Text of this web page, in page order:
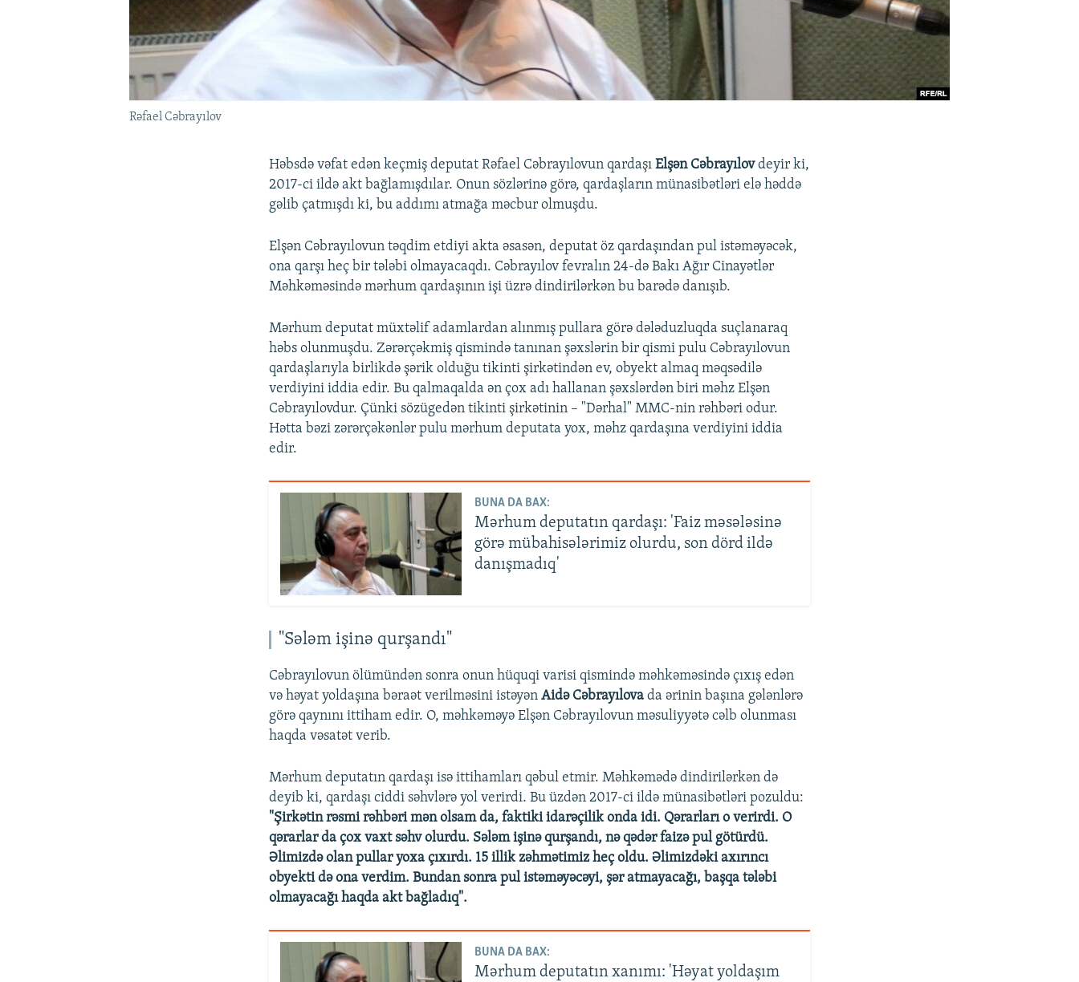
Rəfael Cəbrayılov
Həbsdə vəfat edən keçmiş deputat Rəfael Cəbrayılovun qardaşıElşən Cəbrayılovdeyir ki,
2017-ci ildə akt bağlamışdılar. Onun sözlərinə görə, qardaşların münasibətləri elə həddə
gəlib çatmışdı ki, bu addımı atmağa məcbur olmuşdu.
Elşən Cəbrayılovun təqdim etdiyi akta əsasən, deputat öz qardaşından pul istəməyəcək,
ona qarşı heç bir tələbi olmayacaqdı. Cəbrayılov fevralın 24-də Bakı Ağır Cinayətlər
Məhkəməsində mərhum qardaşının işi üzrə dindirilərkən bu barədə danışıb.
Mərhum deputat müxtəlif adamlardan alınmış pullara görə dələduzluqda suçlanaraq
həbs olunmuşdu. Zərərçəkmiş qismində tanınan şəxslərin bir qismi pulu Cəbrayılovun
qardaşlarıyla birlikdə şərik olduğu tikinti şirkətindən ev, obyekt almaq məqsədilə
verdiyini iddia edir. Bu qalmaqalda ən çox adı hallanan şəxslərdən biri məhz Elşən
Cəbrayılovdur. Çünki sözügedən tikinti şirkətinin – "Dərhal" MMC-nin rəhbəri odur.
Hətta bəzi zərərçəkənlər pulu mərhum deputata yox, məhz qardaşına verdiyini iddia
edir.
BUNA DA BAX:
Mərhum deputatın qardaşı: 'Faiz məsələsinə
görə mübahisələrimiz olurdu, son dörd ildə
danışmadıq'
"Sələm işinə qurşandı"
Cəbrayılovun ölümündən sonra onun hüquqi varisi qismində məhkəməsində çıxış edən
və həyat yoldaşına bəraət verilməsini istəyənAidə Cəbrayılovada ərinin başına gələnlərə
görə qaynını ittiham edir. O, məhkəməyə Elşən Cəbrayılovun məsuliyyətə cəlb olunması
haqda vəsatət verib.
Mərhum deputatın qardaşı isə ittihamları qəbul etmir. Məhkəmədə dindirilərkən də
deyib ki, qardaşı ciddi səhvlərə yol verirdi. Bu üzdən 2017-ci ildə münasibətləri pozuldu:
"Şirkətin rəsmi rəhbəri mən olsam da, faktiki idarəçilik onda idi. Qərarları o verirdi. O
qərarlar da çox vaxt səhv olurdu. Sələm işinə qurşandı, nə qədər faizə pul götürdü.
Əlimizdə olan pullar yoxa çıxırdı. 15 illik zəhmətimiz heç oldu. Əlimizdəki axırıncı
obyekti də ona verdim. Bundan sonra pul istəməyəcəyi, şər atmayacağı, başqa tələbi
olmayacağı haqda akt bağladıq".
BUNA DA BAX:
Mərhum deputatın xanımı: 'Həyat yoldaşım